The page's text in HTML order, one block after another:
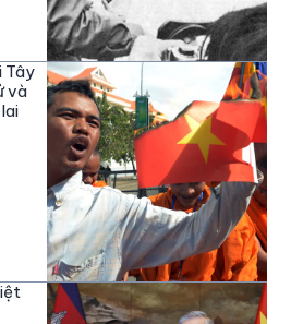
Tây
và